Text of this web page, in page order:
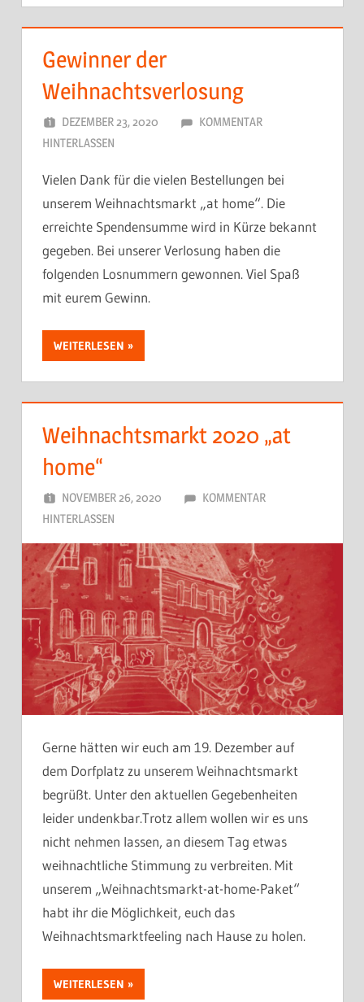
Gewinner der
Weihnachtsverlosung
DEZEMBER 23, 2020 DORFJUGEND
KOMMENTAR
HINTERLASSEN
Vielen Dank für die vielen Bestellungen bei
unserem Weihnachtsmarkt „at home“. Die
erreichte Spendensumme wird in Kürze bekannt
gegeben. Bei unserer Verlosung haben die
folgenden Losnummern gewonnen. Viel Spaß
mit eurem Gewinn.
WEITERLESEN
Weihnachtsmarkt 2020 „at
home“
NOVEMBER 26, 2020 DORFJUGEND
KOMMENTAR
HINTERLASSEN
Gerne hätten wir euch am 19. Dezember auf
dem Dorfplatz zu unserem Weihnachtsmarkt
begrüßt. Unter den aktuellen Gegebenheiten
leider undenkbar.Trotz allem wollen wir es uns
nicht nehmen lassen, an diesem Tag etwas
weihnachtliche Stimmung zu verbreiten. Mit
unserem „Weihnachtsmarkt-at-home-Paket“
habt ihr die Möglichkeit, euch das
Weihnachtsmarktfeeling nach Hause zu holen.
WEITERLESEN